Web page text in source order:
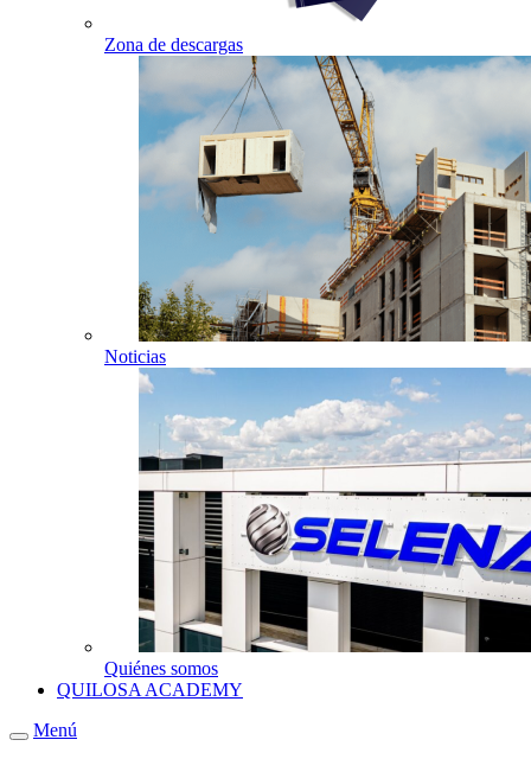
Zona de descargas
Noticias
Quiénes somos
QUILOSA ACADEMY
Menú